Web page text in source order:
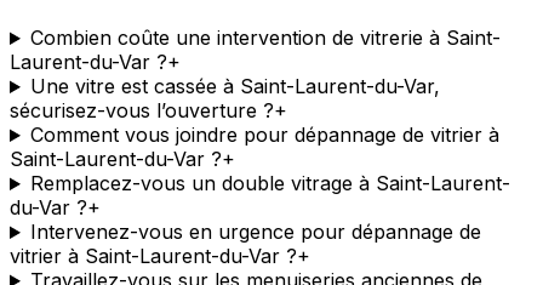
Combien coûte une intervention de vitrerie à Saint-
Laurent-du-Var ?+
Une vitre est cassée à Saint-Laurent-du-Var,
sécurisez-vous l’ouverture ?+
Comment vous joindre pour dépannage de vitrier à
Saint-Laurent-du-Var ?+
Remplacez-vous un double vitrage à Saint-Laurent-
du-Var ?+
Intervenez-vous en urgence pour dépannage de
vitrier à Saint-Laurent-du-Var ?+